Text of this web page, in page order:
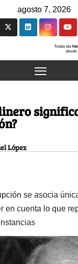
agosto 7, 2026
López
se asocia
en cuenta lo que